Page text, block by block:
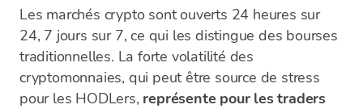
Les marchés crypto sont ouverts 24 heures sur
24, 7 jours sur 7, ce qui les distingue des bourses
traditionnelles. La forte volatilité des
cryptomonnaies, qui peut être source de stress
pour les HODLers, représente pour les traders